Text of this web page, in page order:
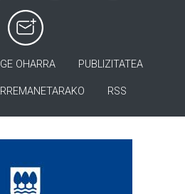
OHARRA PUBLIZITATEA
RSS